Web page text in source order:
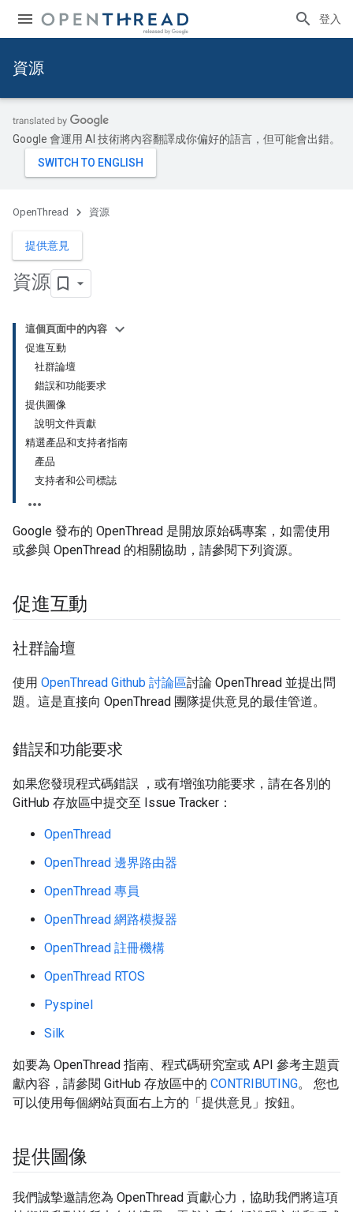
登入
資源
Google 會運用 AI 技術將內容翻譯成你偏好的語言，但可能會出錯。
OpenThread 資源
提供意見
資源
這個頁面中的內容
促進互動
社群論壇
錯誤和功能要求
提供圖像
說明文件貢獻
精選產品和支持者指南
產品
支持者和公司標誌
Google 發布的 OpenThread 是開放原始碼專案，如需使用
或參與 OpenThread 的相關協助，請參閱下列資源。
促進互動
社群論壇
使用 OpenThread Github 討論區討論 OpenThread 並提出問
題。這是直接向 OpenThread 團隊提供意見的最佳管道。
錯誤和功能要求
如果您發現程式碼錯誤 ，或有增強功能要求，請在各別的
GitHub 存放區中提交至 Issue Tracker：
OpenThread
OpenThread 邊界路由器
OpenThread 專員
OpenThread 網路模擬器
OpenThread 註冊機構
OpenThread RTOS
Pyspinel
Silk
如要為 OpenThread 指南、程式碼研究室或 API 參考主題貢
獻內容，請參閱 GitHub 存放區中的 CONTRIBUTING。 您也
可以使用每個網站頁面右上方的「提供意見」 按鈕。
提供圖像
我們誠摯邀請您為 OpenThread 貢獻心力，協助我們將這項